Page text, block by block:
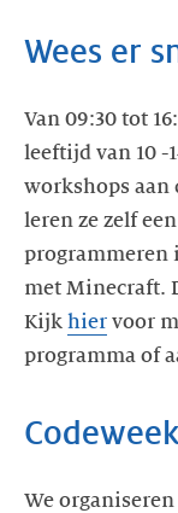
Wees er
Van 09:30 tot
leeftijd van 10 -
workshops aan
leren ze zelf
programmeren
met Minecraft.
Kijk hier voor
programma of
We